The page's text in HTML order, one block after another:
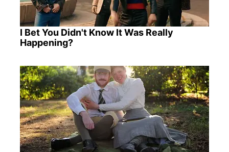
I Bet You Didn't Know It Was Really
Happening?